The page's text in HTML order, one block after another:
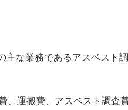
な業務であるアスベスト
運搬費、アスベスト調査